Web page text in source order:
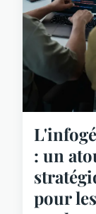
: un
pour